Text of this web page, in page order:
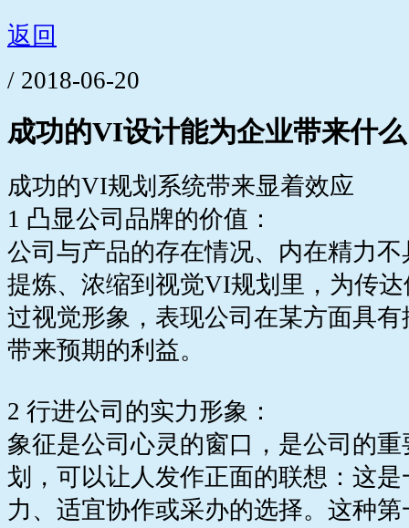
返回
/ 2018-06-20
成功的VI设计能为企业带来什
成功的VI规划系统带来显着效应
1 凸显公司品牌的价值：
公司与产品的存在情况、内在精力
提炼、浓缩到视觉VI规划里，为传
过视觉形象，表现公司在某方面具
带来预期的利益。
2 行进公司的实力形象：
象征是公司心灵的窗口，是公司的
划，可以让人发作正面的联想：这
力、适宜协作或采办的选择。这种